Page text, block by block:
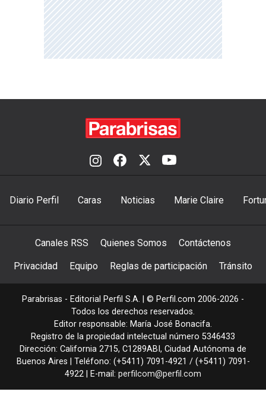
Diario Perfil Caras Noticias Marie Claire
Canales RSS Quienes Somos Contáctenos
Privacidad Equipo Reglas de participación Tránsito
Parabrisas - Editorial Perfil S.A. | © Perfil.com 2006-2026 -
Todos los derechos reservados.
Editor responsable: María José Bonacifa.
Registro de la propiedad intelectual número 5346433
Dirección: California 2715, C1289ABI , Ciudad Autónoma de
Buenos Aires | Teléfono: (+5411) 7091-4921 / (+5411) 7091-
4922 | E-mail: perfilcom@perfil.com